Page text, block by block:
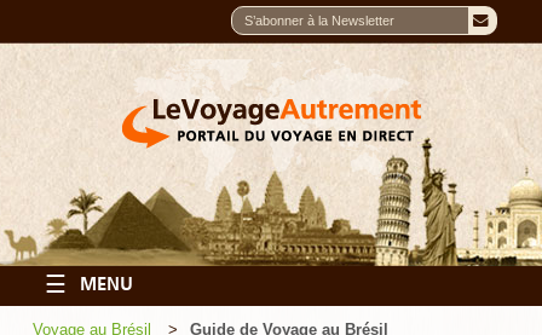
☰ MENU
Voyage au Brésil Guide de Voyage au Brésil